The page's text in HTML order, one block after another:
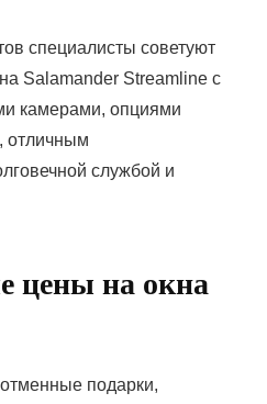
специалисты советуют
Salamander Streamline с
камерами, опциями
отличным
службой и
цены на окна
подарки,